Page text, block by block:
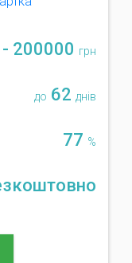
- 200000 грн
до 62 днів
77 %